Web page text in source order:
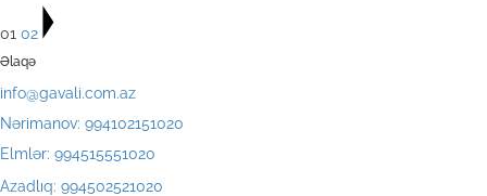
01 02
Əlaqə
info@gavali.com.az
Nərimanov: 994102151020
Elmlər: 994515551020
Azadlıq: 994502521020